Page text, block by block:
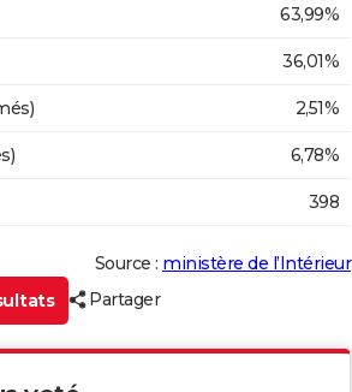
63,99%
36,01%
2,51%
6,78%
398
Source : ministère de l’Intérieur
Partager